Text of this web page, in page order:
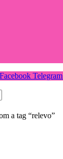
Facebook Telegram
a tag “relevo”